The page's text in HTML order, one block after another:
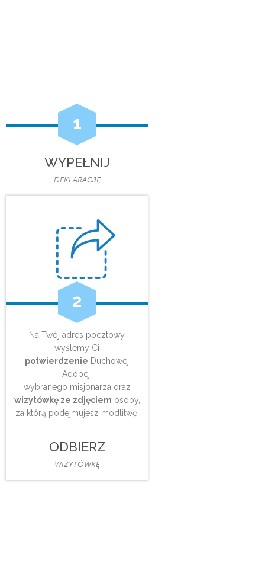
1
WYPEŁNIJ
DEKLARACJĘ
2
Na Twój adres pocztowy
wyślemy Ci
potwierdzenie Duchowej
Adopcji
wybranego misjonarza oraz
wizytówkę ze zdjęciem osoby,
za którą podejmujesz modlitwę.
ODBIERZ
WIZYTÓWKĘ